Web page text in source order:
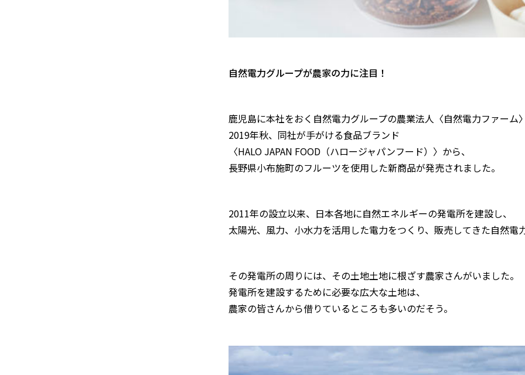
自然電力グループが農家の力に注目！
鹿児島に本社をおく自然電力グループの農業法人〈自然電力ファーム
2019年秋、同社が手がける食品ブランド
〈HALO JAPAN FOOD（ハロージャパンフード）〉から、
長野県小布施町のフルーツを使用した新商品が発売されました。
2011年の設立以来、日本各地に自然エネルギーの発電所を建設し、
太陽光、風力、小水力を活用した電力をつくり、販売してきた自然電
その発電所の周りには、その土地土地に根ざす農家さんがいました。
発電所を建設するために必要な広大な土地は、
農家の皆さんから借りているところも多いのだそう。